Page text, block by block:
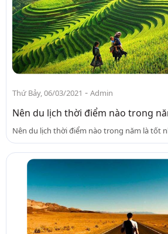
Thứ Bảy, 06/03/2021 - Admin
Nên du lịch thời điểm nào trong
Nên du lịch thời điểm nào trong năm là tốt